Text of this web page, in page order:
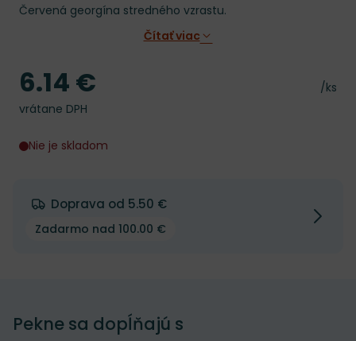
Červená georgína stredného vzrastu.
Čítať viac
Cena
/ks
Cena
6.14 €
vrátane DPH
Nie je skladom
Doprava od 5.50 €
Zadarmo nad 100.00 €
Pekne sa dopĺňajú s